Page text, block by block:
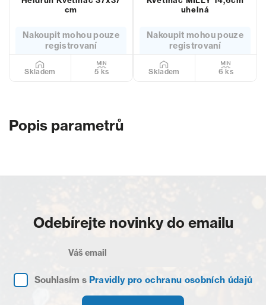
cm
Nakoupit mohou pouze
registrovaní
Skladem 5 ks
uhelná
Nakoupit mohou pouze
registrovaní
Skladem 6 ks
Popis parametrů
Odebírejte novinky do emailu
Souhlasím s Pravidly pro ochranu osobních údajů